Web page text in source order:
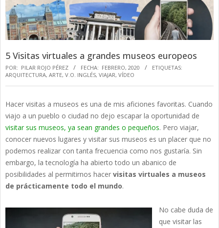
5 Visitas virtuales a grandes museos europeos
POR: PILAR ROJO PÉREZ FECHA: FEBRERO, 2020
ETIQUETAS:
ARQUITECTURA, ARTE, V.O. INGLÉS, VIAJAR, VÍDEO
Hacer visitas a museos es una de mis aficiones favoritas. Cuando
viajo a un pueblo o ciudad no dejo escapar la oportunidad de
visitar sus museos, ya sean grandes o pequeños. Pero viajar,
conocer nuevos lugares y visitar sus museos es un placer que no
podemos realizar con tanta frecuencia como nos gustaría. Sin
embargo, la tecnología ha abierto todo un abanico de
posibilidades al permitirnos hacer visitas virtuales a museos
de prácticamente todo el mundo.
No cabe duda de
que visitar las